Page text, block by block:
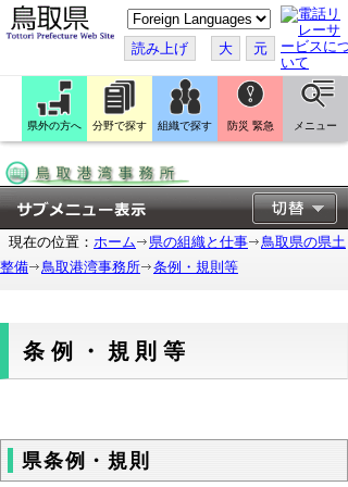
こ
の
ペ
ー
ジ
翻
訳
す
読み上げ 大 元
県外の方へ 分野で探す 組織で探す 防災 緊急 メニュー
現在の位置： ホーム 県の組織と仕事
鳥取県の県土
整備
鳥取港湾事務所 条例・規則等
条例・規則等
県条例・規則